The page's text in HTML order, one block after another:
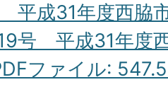
平成31年度西脇
号 平成31年度
ファイル: